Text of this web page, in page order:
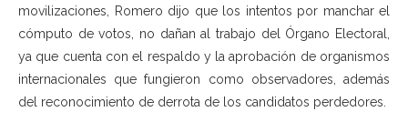
movilizaciones, Romero dijo que los intentos por manchar el
cómputo de votos, no dañan al trabajo del Órgano Electoral,
ya que cuenta con el respaldo y la aprobación de organismos
internacionales que fungieron como observadores, además
del reconocimiento de derrota de los candidatos perdedores.